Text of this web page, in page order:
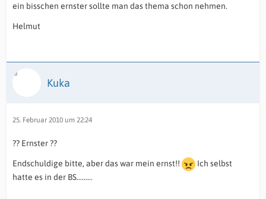
ein bisschen ernster sollte man das thema schon nehmen.
Helmut
Kuka
25. Februar 2010 um 22:24
?? Ernster ??
Endschuldige bitte, aber das war mein ernst!!
Ich selbst
hatte es in der BS.........